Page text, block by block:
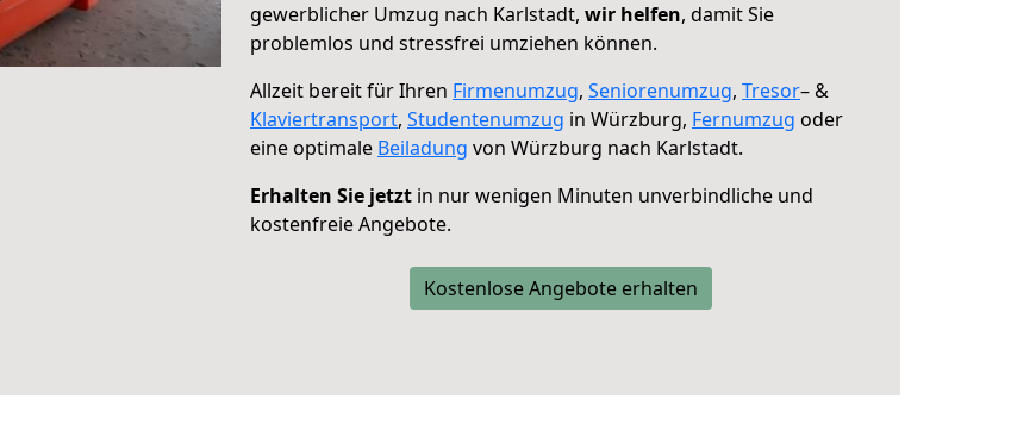
gewerblicher Umzug nach Karlstadt, wir helfen, damit Sie
problemlos und stressfrei umziehen können.
Allzeit bereit für Ihren Firmenumzug, Seniorenumzug, Tresor– &
Klaviertransport, Studentenumzug in Würzburg, Fernumzug oder
eine optimale Beiladung von Würzburg nach Karlstadt.
Erhalten Sie jetzt in nur wenigen Minuten unverbindliche und
kostenfreie Angebote.
Kostenlose Angebote erhalten